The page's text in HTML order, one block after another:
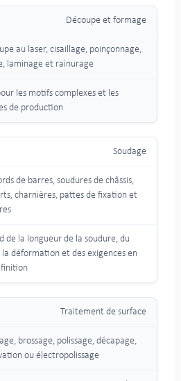
Découpe et formage
au laser, cisaillage, poinçonnage,
laminage et rainurage
les motifs complexes et les
de production
Soudage
de barres, soudures de châssis,
charnières, pattes de fixation et
de la longueur de la soudure, du
déformation et des exigences en
Traitement de surface
brossage, polissage, décapage,
ou électropolissage